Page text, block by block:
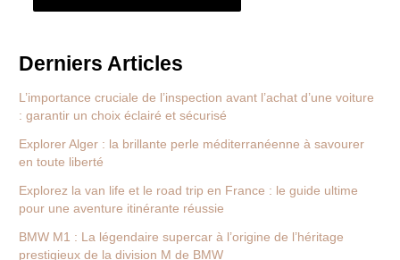
Derniers Articles
L’importance cruciale de l’inspection avant l’achat d’une voiture
: garantir un choix éclairé et sécurisé
Explorer Alger : la brillante perle méditerranéenne à savourer
en toute liberté
Explorez la van life et le road trip en France : le guide ultime
pour une aventure itinérante réussie
BMW M1 : La légendaire supercar à l’origine de l’héritage
prestigieux de la division M de BMW